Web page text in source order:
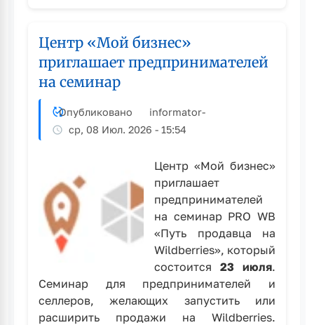
хозяйствующих
субъектов
Центр «Мой бизнес»
приглашает предпринимателей
на семинар
Опубликовано informator-
ср, 08 Июл. 2026 - 15:54
Центр «Мой бизнес»
приглашает
предпринимателей
на семинар PRO WB
«Путь продавца на
Wildberries», который
состоится 23 июля.
Семинар для предпринимателей и
селлеров, желающих запустить или
расширить продажи на Wildberries.